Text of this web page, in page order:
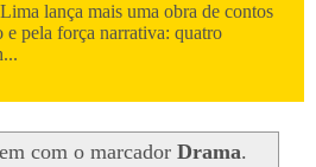
lança mais uma obra de contos
e pela força narrativa: quatro
com o marcador Drama.